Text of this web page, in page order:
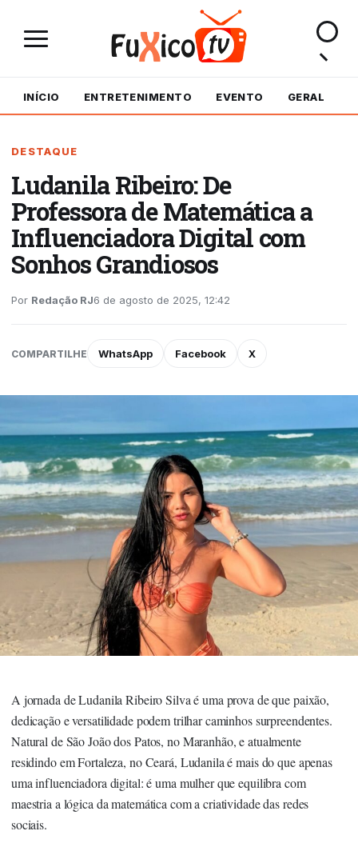
INÍCIO ENTRETENIMENTO EVENTO GERAL
DESTAQUE
Ludanila Ribeiro: De
Professora de Matemática a
Influenciadora Digital com
Sonhos Grandiosos
Por Redação RJ6 de agosto de 2025, 12:42
COMPARTILHE WhatsApp Facebook X
A jornada de Ludanila Ribeiro Silva é uma prova de que paixão,
dedicação e versatilidade podem trilhar caminhos surpreendentes.
Natural de São João dos Patos, no Maranhão, e atualmente
residindo em Fortaleza, no Ceará, Ludanila é mais do que apenas
uma influenciadora digital: é uma mulher que equilibra com
maestria a lógica da matemática com a criatividade das redes
sociais.